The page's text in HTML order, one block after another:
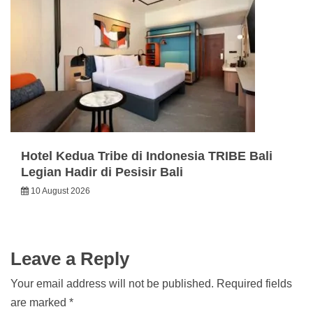
Hotel Kedua Tribe di Indonesia TRIBE Bali
Legian Hadir di Pesisir Bali
10 August 2026
Leave a Reply
Your email address will not be published. Required fields
are marked *